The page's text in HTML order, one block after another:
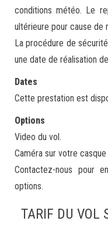
conditions météo. Le
ultérieure pour cause de
La procédure de
une date de réalisation
Dates
Cette prestation est
Options
Video du vol.
Caméra sur votre casque
Contactez-nous pour
options.
TARIF DU VOL